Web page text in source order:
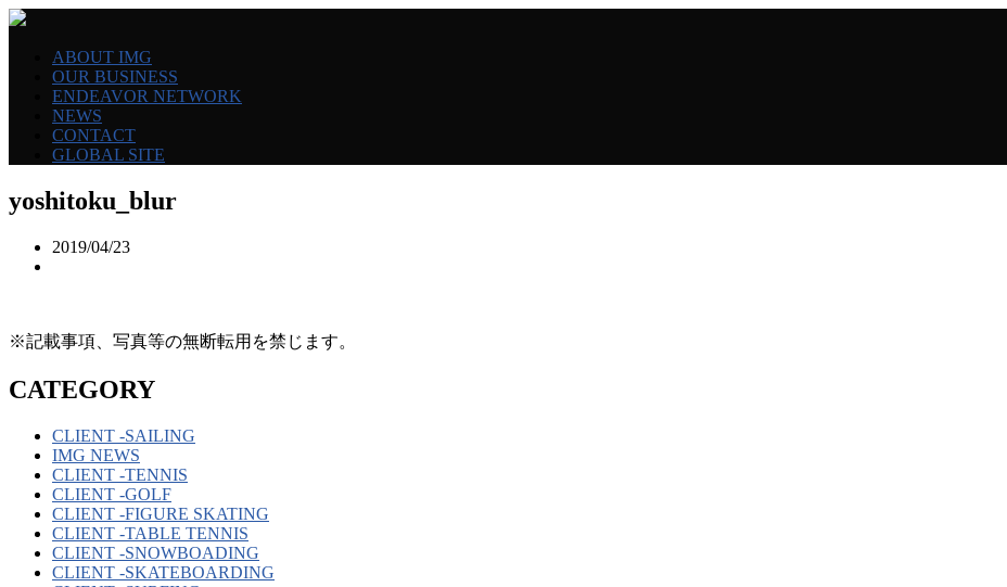
ABOUT IMG
OUR BUSINESS
ENDEAVOR NETWORK
NEWS
CONTACT
GLOBAL SITE
yoshitoku_blur
2019/04/23
※記載事項、写真等の無断転用を禁じます。
CATEGORY
CLIENT -SAILING
IMG NEWS
CLIENT -TENNIS
CLIENT -GOLF
CLIENT -FIGURE SKATING
CLIENT -TABLE TENNIS
CLIENT -SNOWBOADING
CLIENT -SKATEBOARDING